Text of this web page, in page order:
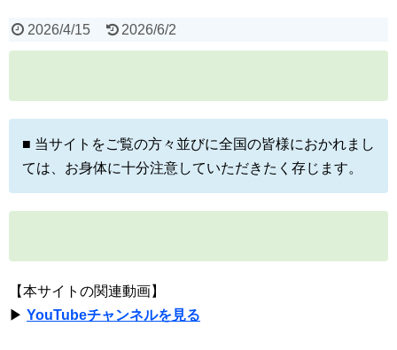
2026/4/15 2026/6/2
■ 当サイトをご覧の方々並びに全国の皆様におかれまし
ては、お身体に十分注意していただきたく存じます。
【本サイトの関連動画】
▶ YouTubeチャンネルを見る